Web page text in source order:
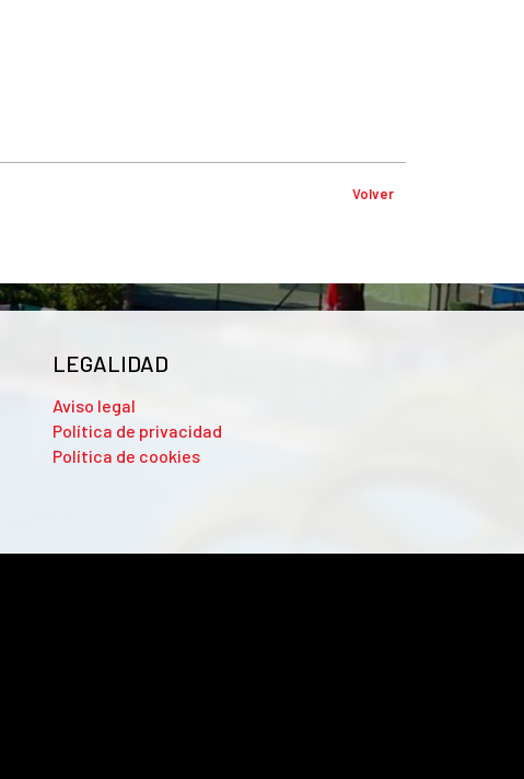
Volver
LEGALIDAD
Aviso legal
Política de privacidad
Política de cookies